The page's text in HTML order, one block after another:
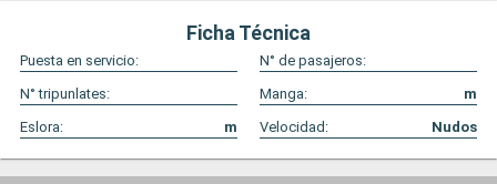
Ficha Técnica
Puesta en servicio:
N° de pasajeros:
N° tripunlates:
Manga:
m
Eslora:
m Velocidad: Nudos